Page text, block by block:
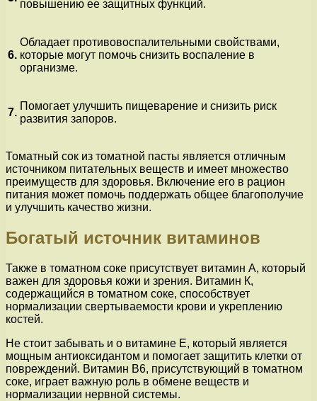
повышению ее защитных функций.
6.
Обладает противовоспалительными свойствами,
которые могут помочь снизить воспаление в
организме.
7.
Помогает улучшить пищеварение и снизить риск
развития запоров.
Томатный сок из томатной пасты является отличным
источником питательных веществ и имеет множество
преимуществ для здоровья. Включение его в рацион
питания может помочь поддержать общее благополучие
и улучшить качество жизни.
Богатый источник витаминов
Также в томатном соке присутствует витамин А, который
важен для здоровья кожи и зрения. Витамин К,
содержащийся в томатном соке, способствует
нормализации свертываемости крови и укреплению
костей.
Не стоит забывать и о витамине Е, который является
мощным антиоксидантом и помогает защитить клетки от
повреждений. Витамин B6, присутствующий в томатном
соке, играет важную роль в обмене веществ и
нормализации нервной системы.